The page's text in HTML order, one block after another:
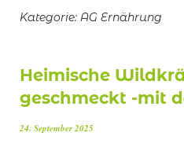
Kategorie: AG Ernährung
Heimische
geschmeckt -mit
24. September 2025